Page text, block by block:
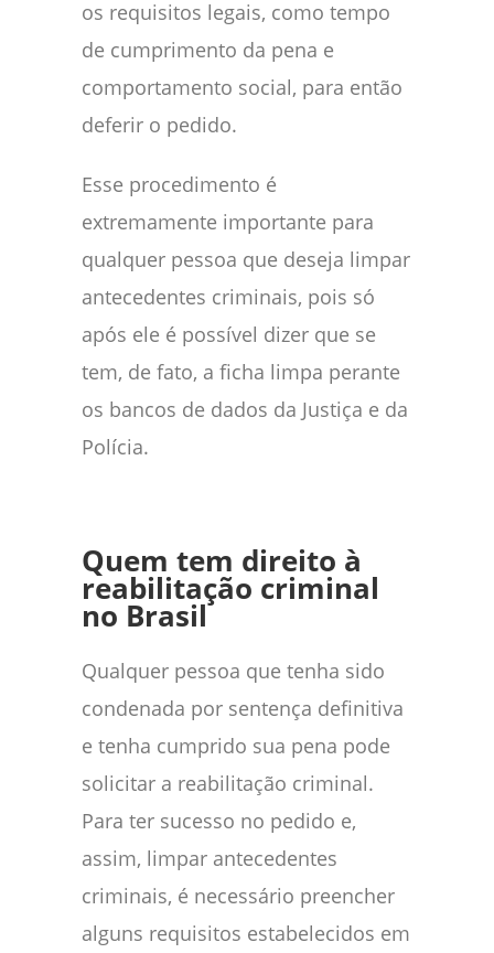
os requisitos legais, como tempo
de cumprimento da pena e
comportamento social, para então
deferir o pedido.
Esse procedimento é
extremamente importante para
qualquer pessoa que deseja limpar
antecedentes criminais, pois só
após ele é possível dizer que se
tem, de fato, a ficha limpa perante
os bancos de dados da Justiça e da
Polícia.
Quem tem direito à
reabilitação criminal
no Brasil
Qualquer pessoa que tenha sido
condenada por sentença definitiva
e tenha cumprido sua pena pode
solicitar a reabilitação criminal.
Para ter sucesso no pedido e,
assim, limpar antecedentes
criminais, é necessário preencher
alguns requisitos estabelecidos em